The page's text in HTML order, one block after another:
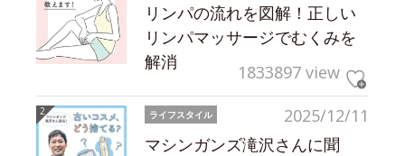
リンパの流れを図解！正しい
リンパマッサージでむくみを
解消
1833897 view
2025/12/11
ライフスタイル
マシンガンズ滝沢さんに聞